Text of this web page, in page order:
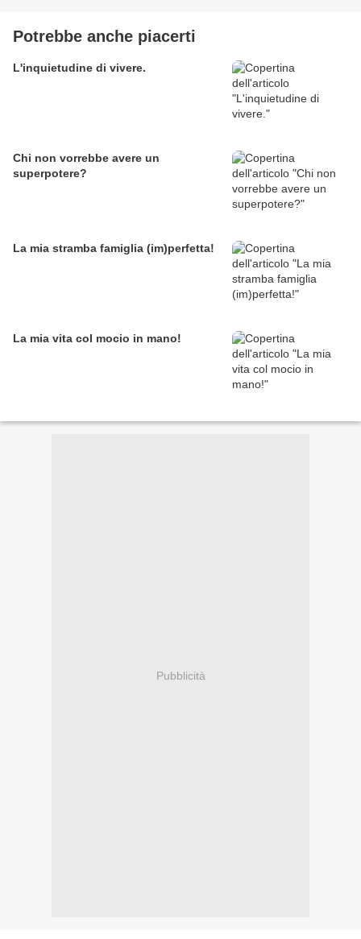
Potrebbe anche piacerti
L'inquietudine di vivere.
Chi non vorrebbe avere un
superpotere?
La mia stramba famiglia (im)perfetta!
La mia vita col mocio in mano!
Pubblicità